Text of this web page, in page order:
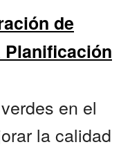
de
Planificación
en el
la calidad